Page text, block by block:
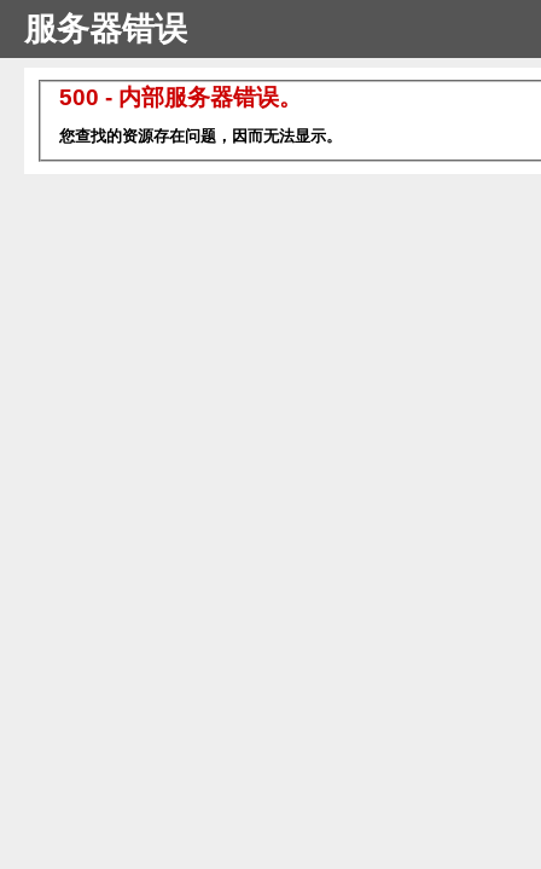
服务器错误
500 - 内部服务器错误。
您查找的资源存在问题，因而无法显示。